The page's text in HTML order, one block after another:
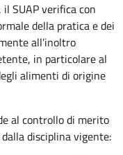
SUAP verifica con
della pratica e dei
all’inoltro
in particolare al
alimenti di origine
al controllo di merito
disciplina vigente: